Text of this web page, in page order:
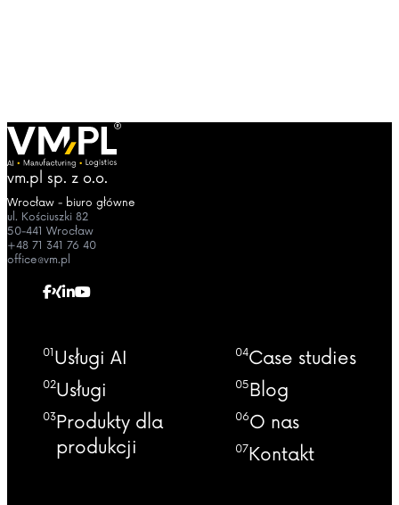
vm.pl sp. z o.o.
Wrocław - biuro główne
ul. Kościuszki 82
50-441 Wrocław
+48 71 341 76 40
office@vm.pl
01 Usługi AI
02Usługi
03Produkty dla
produkcji
04Case studies
05Blog
06O nas
07Kontakt